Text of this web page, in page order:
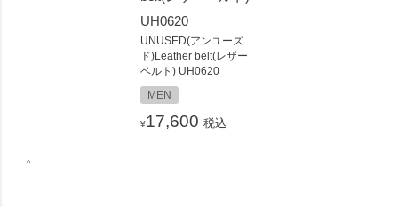
UNUSED(アンユーズ
ド)Leather belt(レザー
ベルト) UH0620
MEN
¥17,600 税込
。